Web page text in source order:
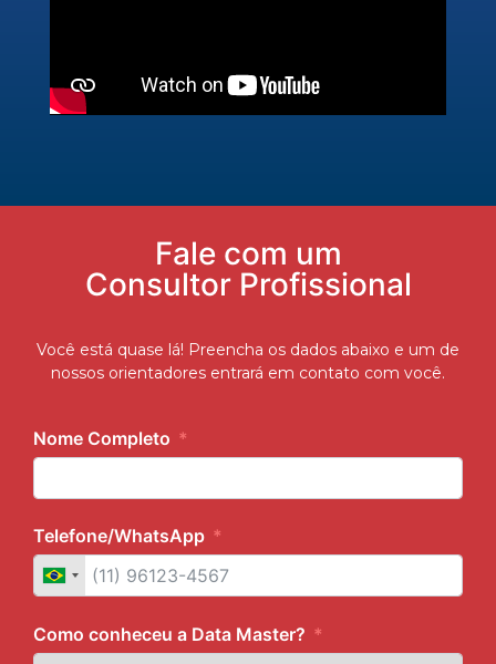
Fale com um
Consultor Profissional
Você está quase lá! Preencha os dados abaixo e um de
nossos orientadores entrará em contato com você.
Nome Completo
Telefone/WhatsApp
Como conheceu a Data Master?